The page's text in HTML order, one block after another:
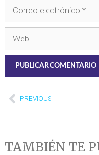
PREVIOUS
TAMBIÉN TE